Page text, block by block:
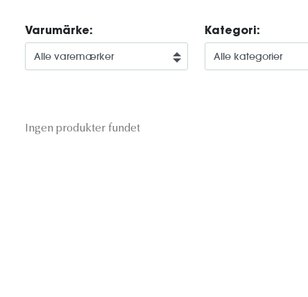
Varumärke: Kategori:
Ingen produkter fundet